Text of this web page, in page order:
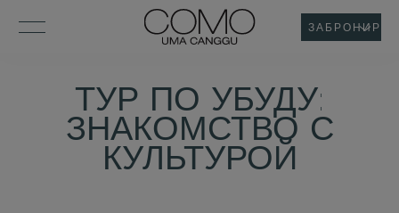
ТУР ПО УБУДУ:
ЗНАКОМСТВО С
КУЛЬТУРОЙ